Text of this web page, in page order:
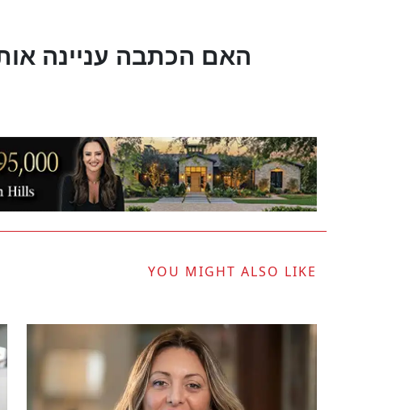
?האם הכתבה עניינה
YOU MIGHT ALSO LIKE